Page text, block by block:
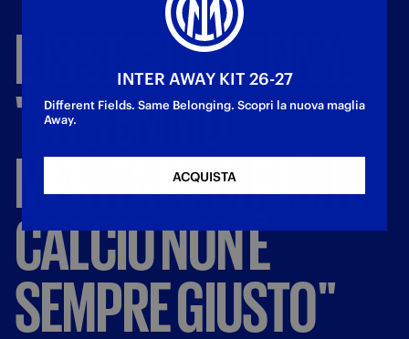
BISSECKEBONNY:
"AVREMMO
MERITATODIPIÙ,IL
CALCIONONÈ
SEMPREGIUSTO"
INTER AWAY KIT 26-27
Different Fields. Same Belonging. Scopri la nuova maglia
Away.
ACQUISTA